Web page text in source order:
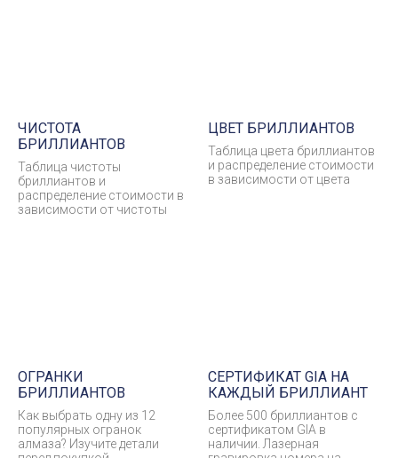
ЧИСТОТА
БРИЛЛИАНТОВ
Таблица чистоты
бриллиантов и
распределение стоимости в
зависимости от чистоты
ЦВЕТ БРИЛЛИАНТОВ
Таблица цвета бриллиантов
и распределение стоимости
в зависимости от цвета
ОГРАНКИ
БРИЛЛИАНТОВ
Как выбрать одну из 12
популярных огранок
алмаза? Изучите детали
СЕРТИФИКАТ GIA НА
КАЖДЫЙ БРИЛЛИАНТ
Более 500 бриллиантов с
сертификатом GIA в
наличии. Лазерная